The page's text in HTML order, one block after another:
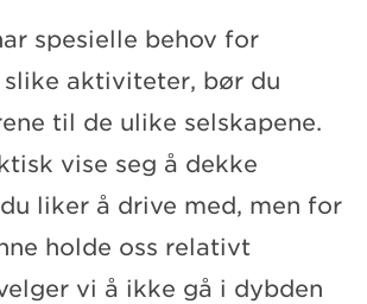
spesielle behov for
slike aktiviteter, bør du
til de ulike selskapene.
vise seg å dekke
liker å drive med, men for
holde oss relativt
vi å ikke gå i dybden